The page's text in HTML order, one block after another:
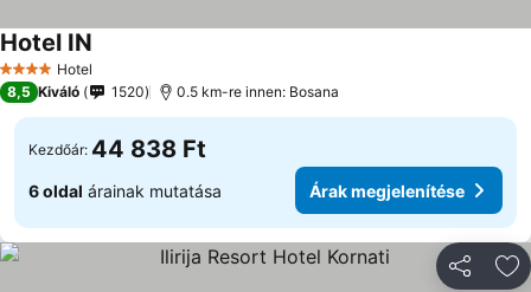
4 KategóriaHotel
Hotel IN
8,5 Kiváló 1520 0.5 km-re innen: Bosana
Kezdőár: 44 838 Ft
6 oldal árainak mutatása Árak megjelenítése